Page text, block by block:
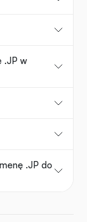
.JP w
.JP do